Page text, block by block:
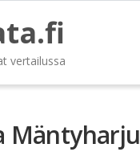
vertailussa
Mäntyharju